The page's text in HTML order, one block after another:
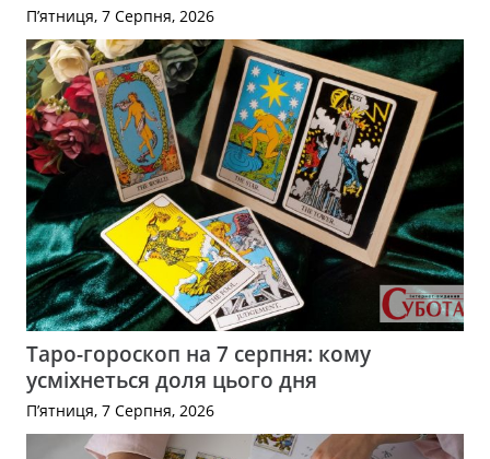
П’ятниця, 7 Серпня, 2026
Таро-гороскоп на 7 серпня: кому
усміхнеться доля цього дня
П’ятниця, 7 Серпня, 2026